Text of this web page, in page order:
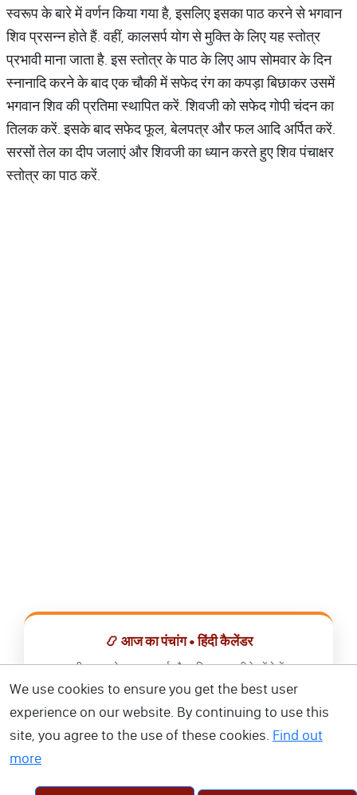
स्वरूप के बारे में वर्णन किया गया है, इसलिए इसका पाठ करने से भगवान
शिव प्रसन्न होते हैं. वहीं, कालसर्प योग से मुक्ति के लिए यह स्तोत्र
प्रभावी माना जाता है. इस स्तोत्र के पाठ के लिए आप सोमवार के दिन
स्नानादि करने के बाद एक चौकी में सफेद रंग का कपड़ा बिछाकर उसमें
भगवान शिव की प्रतिमा स्थापित करें. शिवजी को सफेद गोपी चंदन का
तिलक करें. इसके बाद सफेद फूल, बेलपत्र और फल आदि अर्पित करें.
सरसों तेल का दीप जलाएं और शिवजी का ध्यान करते हुए शिव पंचाक्षर
स्तोत्र का पाठ करें.
📿 आज का पंचांग • हिंदी कैलेंडर
सभी व्रत, त्योहार, शुभ मुहूर्त और राशिफल एक ही ऐप में देखें।
📅 हिंदी कैलेंडर ऐप डाउनलोड करें
We use cookies to ensure you get the best user
experience on our website. By continuing to use this
site, you agree to the use of these cookies. Find out
more